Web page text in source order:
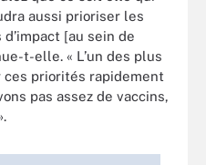
aussi prioriser les
[au sein de
t-elle. « L’un des plus
priorités rapidement
pas assez de vaccins,